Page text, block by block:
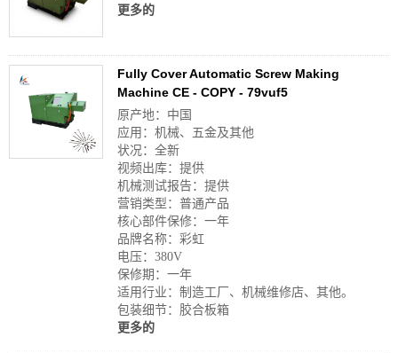
更多的
Fully Cover Automatic Screw Making
Machine CE - COPY - 79vuf5
原产地：中国
应用：机械、五金及其他
状况：全新
视频出库：提供
机械测试报告：提供
营销类型：普通产品
核心部件保修：一年
品牌名称：彩虹
电压：380V
保修期：一年
适用行业：制造工厂、机械维修店、其他。
包装细节：胶合板箱
更多的